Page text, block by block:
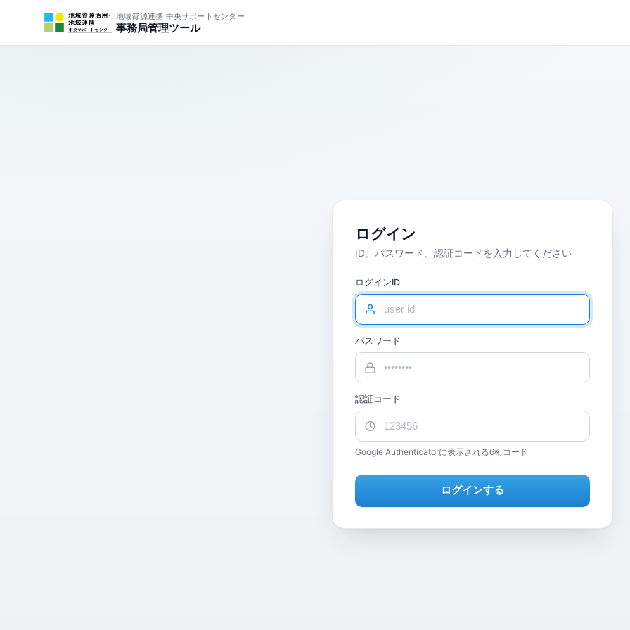
地域資源連携 中央サポートセンター
事務局管理ツール
ログイン
ID、パスワード、認証コードを入力してください
ログインID
パスワード
認証コード
Google Authenticatorに表示される6桁コード
ログインする